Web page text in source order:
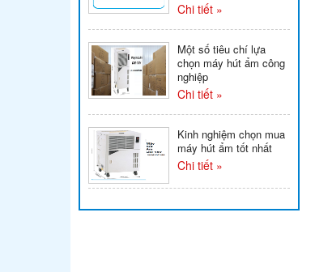
Chi tiết »
Một số tiêu chí lựa
chọn máy hút ẩm công
nghiệp
Chi tiết »
Kinh nghiệm chọn mua
máy hút ẩm tốt nhất
Chi tiết »